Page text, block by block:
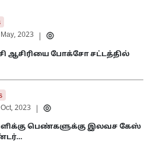
2023
ஆசிரியை போக்சோ சட்டத்தில்
2023
பெண்களுக்கு இலவச கேஸ்